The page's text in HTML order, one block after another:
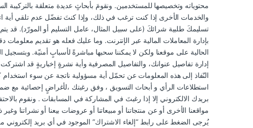
محتوياته وتخصيصها للمستخدمين. ونقومَ بأبحاثٍ عديدة متعلقة بالتركيبة
والخدمات الأخرى إذا كنت ترغب في ذلك، وإذا كنتَ تفضّل عدم تلقي أية
تسليمكَ طلبية شرائكَ (على سبيل المثال، عامل التسليم أو المورّد). قد
بإدارة المعاملات المالية عبر الإنترنت. وما عليك فعله هو تقديم
الحالية على موقعنا ولكن لا يمكننا سحبها مباشرةً لأسبابٍ أمنيّة.
إدارة تفاصيل عنوانك، والتفاصيل المصرفية وأية نشرةٍ إخباريةٍ قد
النّفاذ إلى هذه المعلومات عن تحمّل أية مسؤولية ناتجة عن سوء
استطلاعات الرأي و أبحاث التسويق ، وفق رغبتك ،لأغراضٍ إحصائية مع
بريدك الالكتروني إلا إذا رغبتَ في المشاركة في المسابقات . ونقوم
مواقعنا الأخرى أو عن منتجاتنا أو مبيعاتنا أو عروضات بيعنا أو نشراتنا
يُرجى الضغط على رابط “إلغاء الاشتراك” الموجود في أي بريد